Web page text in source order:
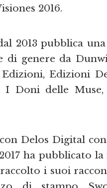
2016.
2013 pubblica
di genere da
Edizioni
I Doni delle
Delos Digital
ha pubblicato
i suoi